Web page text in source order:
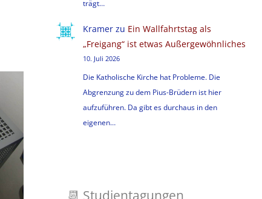
trägt…
Kramerzu Ein Wallfahrtstag als
„Freigang“ ist etwas Außergewöhnliches
10. Juli 2026
Die Katholische Kirche hat Probleme. Die
Abgrenzung zu dem Pius-Brüdern ist hier
aufzuführen. Da gibt es durchaus in den
eigenen…
📆 Studientagungen